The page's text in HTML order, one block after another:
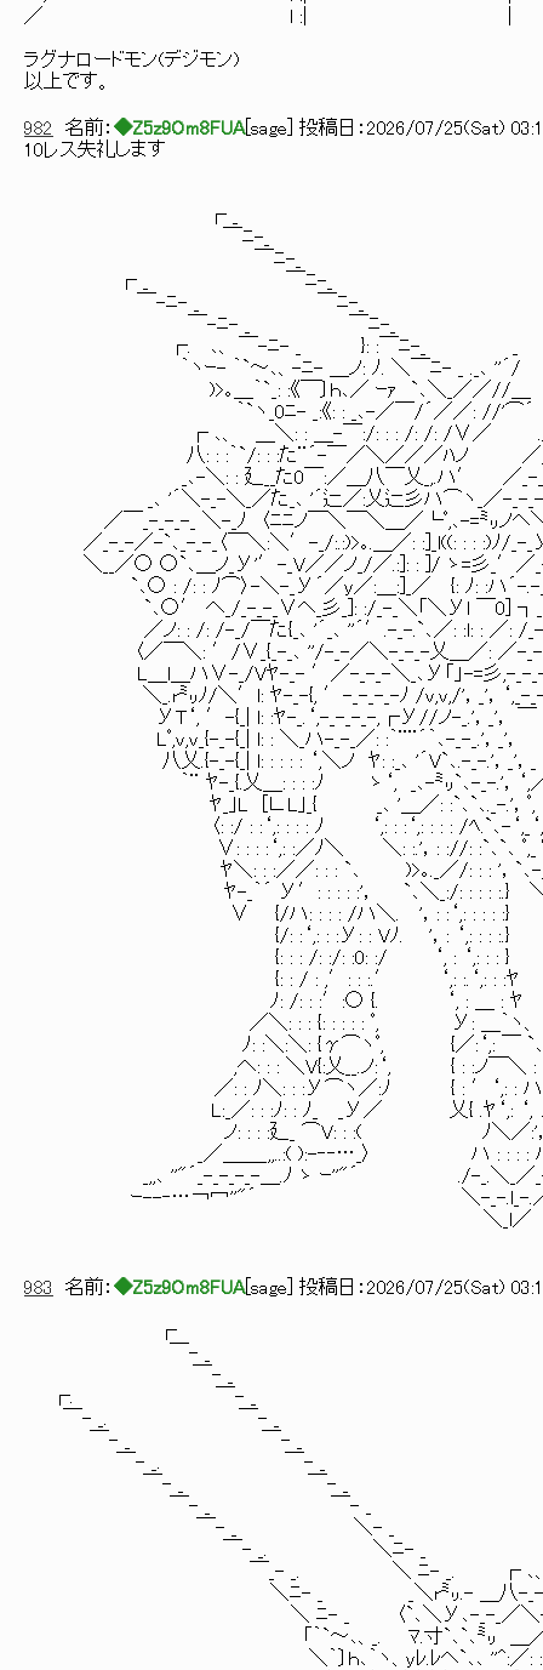
／ l :|
ラグナロードモン(デジモン)
以上です。
982 名前： ◆Z5z9Om8FUA[ sage ] 投稿日： 2026/07/25(Sat)
10レス失礼します
┌ _
￣ﾆ-_
￣ﾆ-_
┌ _ ￣ﾆ-_
￣-ﾆ- _ ￣ﾆ-_
￣-ﾆ- _ ￣ﾆ-_
┌. ､、 ￣-ﾆ- _ }: :￣ﾆ-_ _
｀ヽｰ- ｀`～､、-ﾆ- ＿ノ: ﾉ. ＼￣ﾆ- _ ._､ ''´/
)>｡＿｀`_: :《￣〕ｈ､／ ｰｧ `､＼_／／//＿
｀`ヽ_0ﾆ- _:《: : _､-／￣/´／／: //'⌒´ ./_-_-
┌ ､、 ＿＼: : ＿-￣:/: : : /: /: /∨／ ./_-_-_/
八: : :｀`/: : :た¨´-￣／＼／／／ﾊノ ／_-
_､-＼: : 廴__た0￣:／＿八￣乂_,.ハ′ ／_-_-
_､ '´＼-_-＼_／た_､ '´辷／:乂辷彡ハ⌒ヽ_／-_-_-
／￣_-_-_-_ ＼-_ﾉ 〈ﾆﾆノ￣＼￣＼＿／└ﾟ,､-=㍉ノヘ
／_-_-／-`､_-_-_〈￣＼:＼′-_/:.:)>｡.＿／: :]_l((: : : :)ﾉ/_-
＼__／○ ○`､＿ノ_У'′-_V／／ノ_/／.:]: : ]/ ゝ=彡_′／_-
`､○ : /: : ﾉ⌒〉-＼-_У´／y／:＿:]_／ {: ﾉ: :ハ´-.-_-
`､○′ へ_/_-_-_∨ヘ_彡_]: :/_-_＼「＼Уl ￣0] ┐_-
／ノ: : /: /-_/￣た{_､ '´_､ ''´′.-_-.`､／: :l: : ／: /_-
〈／￣＼: ′/∨_{_-_､ ''/-_-／＼-_-_-乂＿／: ／-_-
L＿l＿ハ∨-_/Vﾔ-_- ′／-_-_-＼_､У「」-=彡,-_-_-
＼_.r㍉ﾉ/＼′l: ﾔ-_-{, ′-_-_-_-ﾉ /v,v,/'，_'，
УT‘, ′-{_| l: :ﾔ-_.‘,-_-_-_-,┌У//ノ-_.'，_'
Lﾟ,v,v_{-_-{_| l: : ＼_ハ-_-_／: :｀¨¨´｀､-_-_.'，_'
八乂.{-_-{_| l: : : : : ‘,＼ノ ﾔ: :_､ '´V`､.-_-.'，_'，_
｀¨ ﾔ-_{.乂＿: : : :ﾉ ゝ‘, _､-㍉`､-_-.'，‘,
ﾔ_｣L [∟L｣_{ _､ '＿／: :`､`､._-.'，ﾟ,
〈: :/ : :‘,: : : : ﾉ ‘,: : :‘,: : : : /ﾍ.`､-‘,_‘,
∨: : : :‘,: :／ﾉ＼ ＼: :.'，: ://: :`､`､ ﾟ
ﾔ＼: : :／／: : : `､ )>｡._／/: : : '，`､-_
ﾔ-_｀´ У′: : : : :'， `､＼_:/: : : : :.} ＼
∨ {/ハ: : : : /ハ＼. '，: :‘,: : : : :}
{/: :‘,: : :У: : Vﾉ. '，: ‘,: : : :.}
{: : : /: :/: :0: :/ ‘, : ‘,: : : }
{: : / : ,′: : :.′ ‘,: :.‘,: : :ﾔ
ﾉ: /: : :′:○ {. ‘, : ＿ : ﾔ
／＼: : : {: : : : : ﾟ, У: ＿｀ヽ、
ﾉ: :＼:＼: {γ⌒ヽﾟ, {／:‘,: ￣ `､
,へ: : : ＼V{:乂__.ノ:‘, { : :ノ￣＼ : '
／: : ﾉ＼: : :У⌒ヽ／:ﾉ { : ′‘,: : ハ
L:_／: : :ﾉ: : ﾉ_ _У／ 乂{ .ﾔ‘,: ‘,
ノ: : : :廴_ ⌒V: : :( ﾉ＼／:'
_／＿＿_,,..:( ):-‐‐…_〉 ハ : : : : ハ
_,,､ ''"´_-_-_-_-＿.ﾉ ゝ ｰ''"´ ./-_.＼_／
ｰ--‐…￢冖''"´ ＼-_-.l_-.
＼_l／
983 名前： ◆Z5z9Om8FUA[ sage ] 投稿日： 2026/07/25(Sat)
┌
￣- _
￣- _
┌. ￣- _
￣- _. ￣- _
￣- _ ￣- _
￣- _. ￣- _
￣- _ ￣- _ _､ ''"~￣
￣- _ ￣- _ ﾉ.-_-_-l-_-
￣- _ ＼- _ {_-_-_-_l_-_-
￣- _. ＼ﾆ- _ {_-_-_-_l_-
￣_- _. ＼ ﾆ- _. ┌ ､、 ／:〉-_-_l_-
＼ﾆ- _ _＼r㍉.- ＿八-_-.｀ヽ.／: :/-_-
＼ ﾆ- _ 〈`､＼У､-_-_／＼-_／: : :/-_-
「｀`～､、_. ﾏ.寸`､`､㍉ ＿／: : :/:
＼｀〕ｈ､｀ヽ、yﾚ.ﾚヘ`､､ ''^:／: : : :/ :